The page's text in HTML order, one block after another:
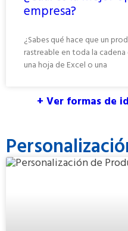
empresa?
¿Sabes qué hace que un
rastreable en toda la
una hoja de Excel o una
+ Ver formas de